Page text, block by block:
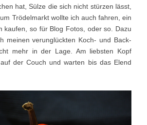
hat, Sülze die sich nicht stürzen lässt,
Trödelmarkt wollte ich auch fahren, ein
kaufen, so für Blog Fotos, oder so. Dazu
meinen verunglückten Koch- und Back-
mehr in der Lage. Am liebsten Kopf
der Couch und warten bis das Elend